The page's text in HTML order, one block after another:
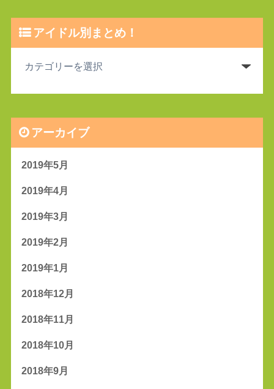
アイドル別まとめ！
アーカイブ
2019年5月
2019年4月
2019年3月
2019年2月
2019年1月
2018年12月
2018年11月
2018年10月
2018年9月